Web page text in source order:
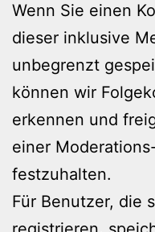
Wenn Sie einen
dieser inklusive
unbegrenzt
können wir
erkennen und
einer
festzuhalten.
Für Benutzer, die